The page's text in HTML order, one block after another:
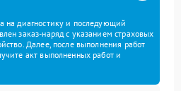
на диагностику и последующий
заказ-наряд с указанием страховых
Далее, после выполнения работ
акт выполненных работ и